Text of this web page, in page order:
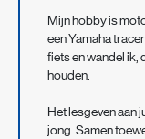
Mijn hobby is
een Yamaha
fiets en wandel ik,
houden.
Het lesgeven aan
jong. Samen